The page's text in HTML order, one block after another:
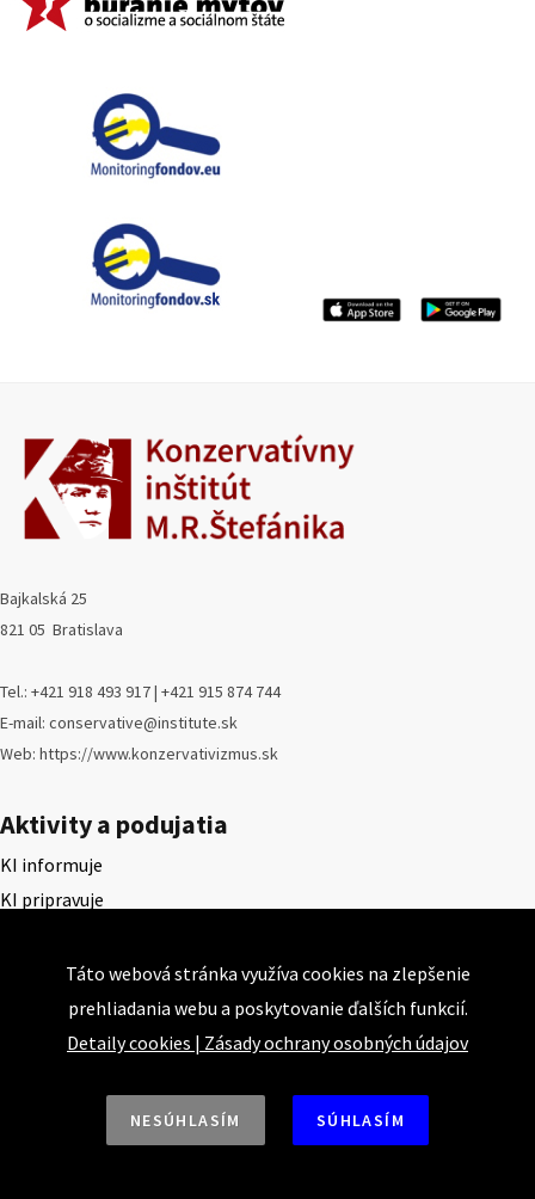
Bajkalská 25
821 05 Bratislava
Tel.: +421 918 493 917 | +421 915 874 744
E-mail: conservative@institute.sk
Web: https://www.konzervativizmus.sk
Aktivity a podujatia
KI informuje
KI pripravuje
Konferencie
Konzervatívne kluby
Názory a nalýzy
Prednášky a prezentácie
Táto webová stránka využíva cookies na zlepšenie
prehliadania webu a poskytovanie ďalších funkcií.
Detaily cookies | Zásady ochrany osobných údajov
NESÚHLASÍM SÚHLASÍM